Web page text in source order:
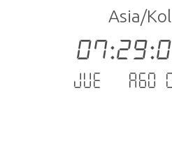
Asia/
jue. - ago